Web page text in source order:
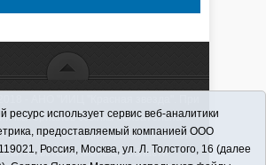
материалов ссылка обязательна
лента выходит при финансовой
Тюменской области
ресурс использует сервис веб-аналитики
предоставляемый компанией ООО
Россия, Москва, ул. Л. Толстого, 16 (далее